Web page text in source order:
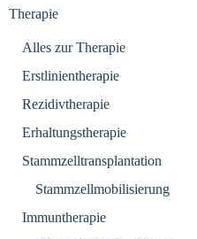
Therapie
Alles zur Therapie
Erstlinientherapie
Rezidivtherapie
Erhaltungstherapie
Stammzelltransplantation
Stammzellmobilisierung
Immuntherapie